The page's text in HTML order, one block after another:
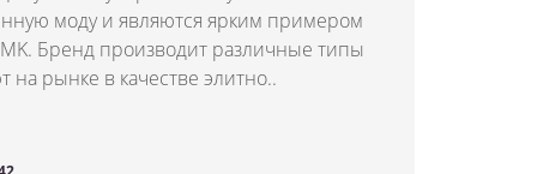
моду и являются ярким примером
Бренд производит различные типы
на рынке в качестве элитно..